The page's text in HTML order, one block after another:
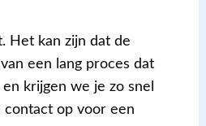
Het kan zijn dat de
een lang proces dat
krijgen we je zo snel
contact op voor een
van mijn onderrug,